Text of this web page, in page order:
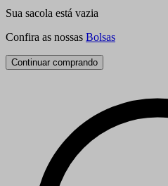
Sua sacola está vazia
Confira as nossas Bolsas
Continuar comprando